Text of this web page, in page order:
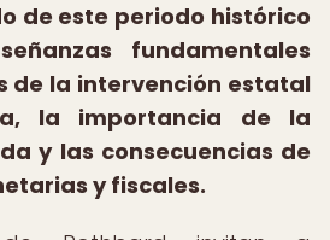
de este periodo histórico
fundamentales
de la intervención estatal
la importancia de la
y las consecuencias de
y fiscales.